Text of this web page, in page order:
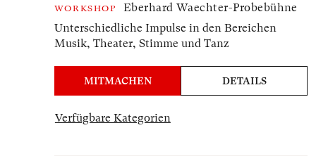
WORKSHOP
Eberhard Waechter-Probebühne
Unterschiedliche Impulse in den Bereichen
Musik, Theater, Stimme und Tanz
MITMACHEN DETAILS
Verfügbare Kategorien